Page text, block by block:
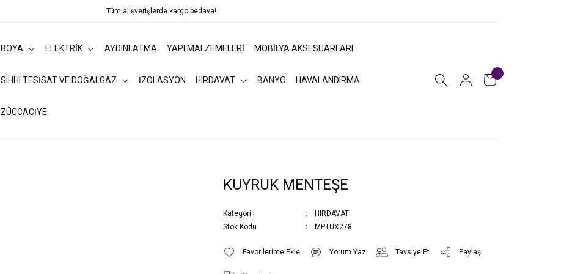
Tüm alışverişlerde kargo bedava!
BOYA ELEKTRİK AYDINLATMA YAPI MALZEMELERİ MOBİLYA AKSESUARLARI
SIHHI TESİSAT VE DOĞALGAZ İZOLASYON HIRDAVAT BANYO HAVALANDIRMA
ZÜCCACİYE
KUYRUK MENTEŞE
Kategori
HIRDAVAT
Stok Kodu
MPTUX278
Yorum Yaz Tavsiye Et Paylaş